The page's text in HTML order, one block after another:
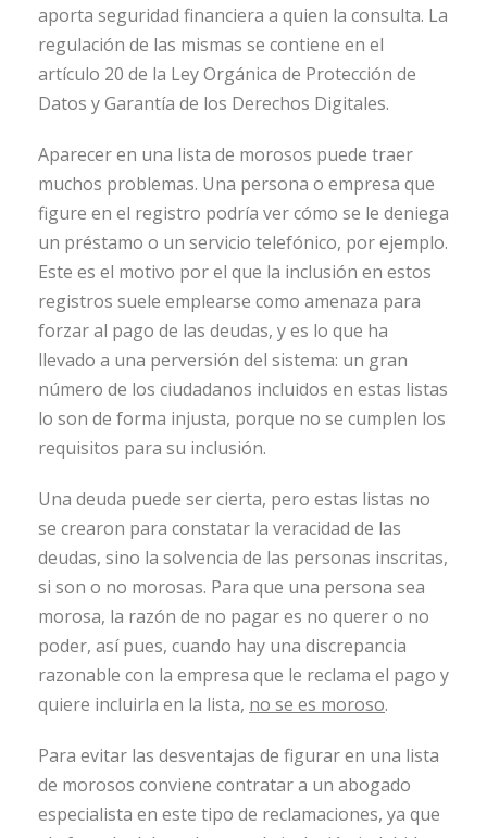
aporta seguridad financiera a quien la consulta. La
regulación de las mismas se contiene en el
artículo 20 de la Ley Orgánica de Protección de
Datos y Garantía de los Derechos Digitales.
Aparecer en una lista de morosos puede traer
muchos problemas. Una persona o empresa que
figure en el registro podría ver cómo se le deniega
un préstamo o un servicio telefónico, por ejemplo.
Este es el motivo por el que la inclusión en estos
registros suele emplearse como amenaza para
forzar al pago de las deudas, y es lo que ha
llevado a una perversión del sistema: un gran
número de los ciudadanos incluidos en estas listas
lo son de forma injusta, porque no se cumplen los
requisitos para su inclusión.
Una deuda puede ser cierta, pero estas listas no
se crearon para constatar la veracidad de las
deudas, sino la solvencia de las personas inscritas,
si son o no morosas. Para que una persona sea
morosa, la razón de no pagar es no querer o no
poder, así pues, cuando hay una discrepancia
razonable con la empresa que le reclama el pago y
quiere incluirla en la lista, no se es moroso.
Para evitar las desventajas de figurar en una lista
de morosos conviene contratar a un abogado
especialista en este tipo de reclamaciones, ya que